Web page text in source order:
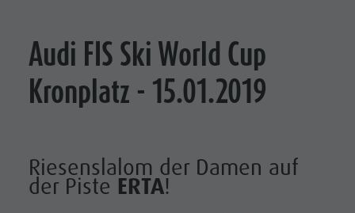
Audi FIS Ski World Cup
Kronplatz - 15.01.2019
Riesenslalom der Damen auf
der Piste ERTA!